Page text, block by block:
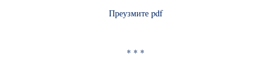
Преузмите pdf
* * *